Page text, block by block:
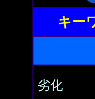
キー
劣化